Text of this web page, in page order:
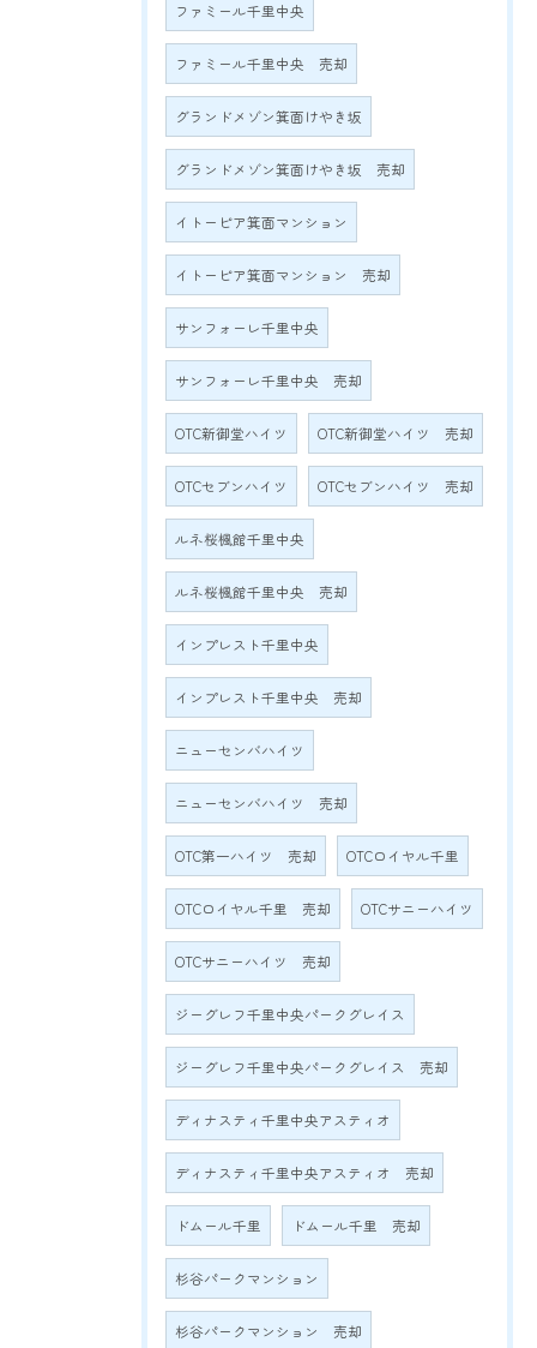
ファミール千里中央
ファミール千里中央 売却
グランドメゾン箕面けやき坂
グランドメゾン箕面けやき坂 売却
イトーピア箕面マンション
イトーピア箕面マンション 売却
サンフォーレ千里中央
サンフォーレ千里中央 売却
OTC新御堂ハイツ OTC新御堂ハイツ 売却
OTCセブンハイツ OTCセブンハイツ 売却
ルネ桜楓館千里中央
ルネ桜楓館千里中央 売却
インプレスト千里中央
インプレスト千里中央 売却
ニューセンバハイツ
ニューセンバハイツ 売却
OTC第一ハイツ 売却 OTCロイヤル千里
OTCロイヤル千里 売却 OTCサニーハイツ
OTCサニーハイツ 売却
ジーグレフ千里中央パークグレイス
ジーグレフ千里中央パークグレイス 売却
ディナスティ千里中央アスティオ
ディナスティ千里中央アスティオ 売却
ドムール千里 ドムール千里 売却
杉谷パークマンション
杉谷パークマンション 売却